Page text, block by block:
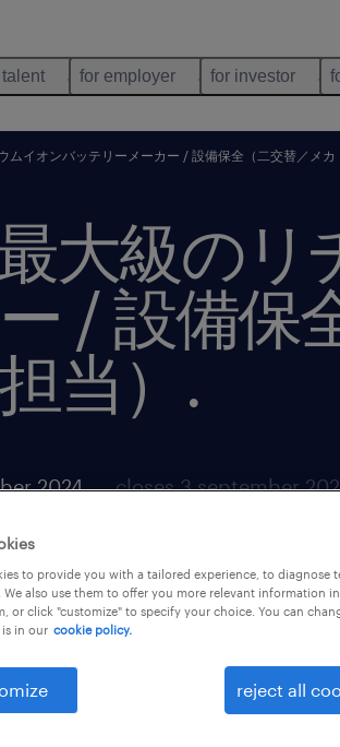
for employer for investor
ムイオンバッテリーメーカー / 設備保全（二交替／メカ
大級の
/ 設備保
当） .
2024 closes 3 september
to provide you with a tailored experience, to diagnose
We also use them to offer you more relevant information
or click "customize" to specify your choice. You can
in our cookie policy.
reject all